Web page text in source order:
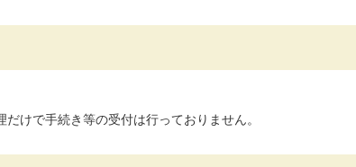
けで手続き等の受付は行っておりません。